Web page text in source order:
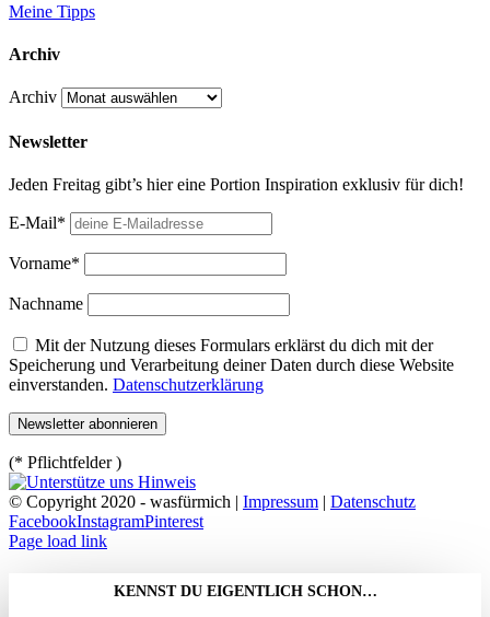
Meine Tipps
Archiv
Archiv
Newsletter
Jeden Freitag gibt’s hier eine Portion Inspiration exklusiv für dich!
E-Mail*
Vorname*
Nachname
Mit der Nutzung dieses Formulars erklärst du dich mit der
Speicherung und Verarbeitung deiner Daten durch diese Website
einverstanden. Datenschutzerklärung
(* Pflichtfelder )
© Copyright 2020 - wasfürmich | Impressum | Datenschutz
FacebookInstagramPinterest
Page load link
KENNST DU EIGENTLICH SCHON…